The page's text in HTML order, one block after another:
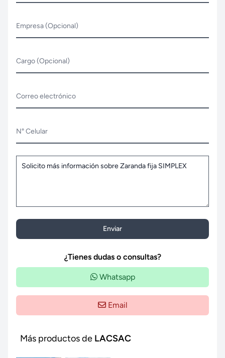
Empresa (Opcional)
Cargo (Opcional)
Correo electrónico
N° Celular
Enviar
¿Tienes dudas o consultas?
Whatsapp
Email
Más productos de LACSAC